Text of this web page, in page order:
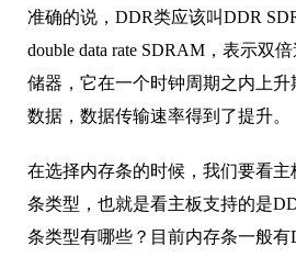
准确的说，DDR类应该叫DDR
double data rate SDRAM，表示双
储器，它在一个时钟周期之内上
数据，数据传输速率得到了提升。
在选择内存条的时候，我们要看
条类型，也就是看主板支持的是
条类型有哪些？目前内存条一般有